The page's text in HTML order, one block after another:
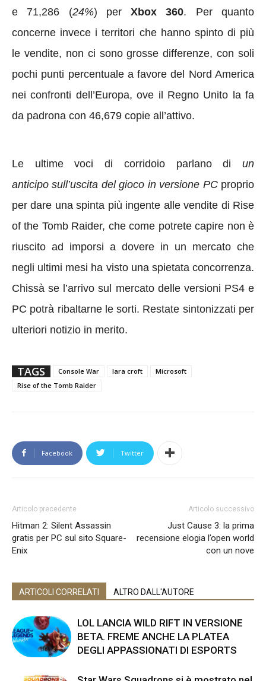
e 71,286 (24%) perXbox 360. Per quanto
concerne invece i territori che hanno spinto di più
le vendite, non ci sono grosse differenze, con soli
pochi punti percentuale a favore del Nord America
nei confronti dell’Europa, ove il Regno Unito la fa
da padrona con 46,679 copie all’attivo.
Le ultime voci di corridoio parlano di un
anticipo sull’uscita del gioco in versione PCproprio
per dare una spinta più ingente alle vendite di Rise
of the Tomb Raider, che come potrete capire non è
riuscito ad imporsi a dovere in un mercato che
negli ultimi mesi ha visto una spietata concorrenza.
Chissà se l’arrivo sul mercato delle versioni PS4 e
PC potrà ribaltarne le sorti. Restate sintonizzati per
ulteriori notizio in merito.
TAGS Console War lara croft
Microsoft
Rise of the Tomb Raider
Facebook Twitter
Articolo precedente
Hitman 2: Silent Assassin
gratis per PC sul sito Square-
Enix
Articolo successivo
Just Cause 3: la prima
recensione elogia l’open world
con un nove
ARTICOLI CORRELATI ALTRO DALL'AUTORE
LOL LANCIA WILD RIFT IN VERSIONE
BETA. FREME ANCHE LA PLATEA
DEGLI APPASSIONATI DI ESPORTS